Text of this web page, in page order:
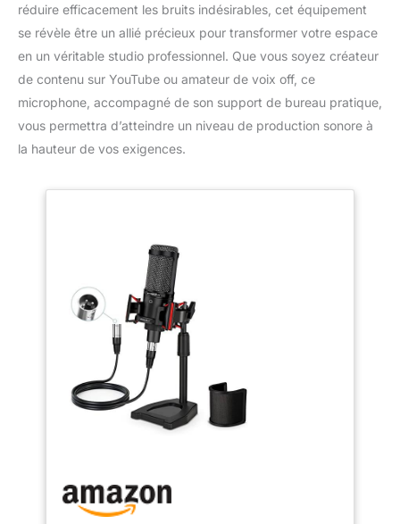
réduire efficacement les bruits indésirables, cet équipement
se révèle être un allié précieux pour transformer votre espace
en un véritable studio professionnel. Que vous soyez créateur
de contenu sur YouTube ou amateur de voix off, ce
microphone, accompagné de son support de bureau pratique,
vous permettra d’atteindre un niveau de production sonore à
la hauteur de vos exigences.